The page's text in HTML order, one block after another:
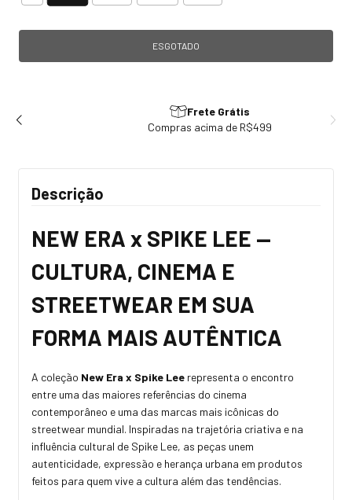
Frete Grátis
Compras acima de R$499
Descrição
NEW ERA x SPIKE LEE —
CULTURA, CINEMA E
STREETWEAR EM SUA
FORMA MAIS AUTÊNTICA
A coleção New Era x Spike Lee representa o encontro
entre uma das maiores referências do cinema
contemporâneo e uma das marcas mais icônicas do
streetwear mundial. Inspiradas na trajetória criativa e na
influência cultural de Spike Lee, as peças unem
autenticidade, expressão e herança urbana em produtos
feitos para quem vive a cultura além das tendências.